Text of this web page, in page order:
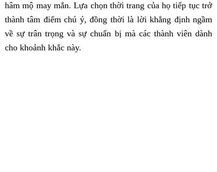
hâm mộ may mắn. Lựa chọn thời trang của họ tiếp tục trở
thành tâm điểm chú ý, đồng thời là lời khẳng định ngầm
về sự trân trọng và sự chuẩn bị mà các thành viên dành
cho khoảnh khắc này.